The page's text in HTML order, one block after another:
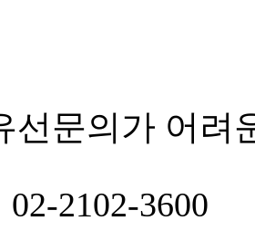
선문의가 어려
2102-3600